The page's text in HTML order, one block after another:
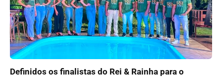
Definidos os finalistas do Rei & Rainha para o